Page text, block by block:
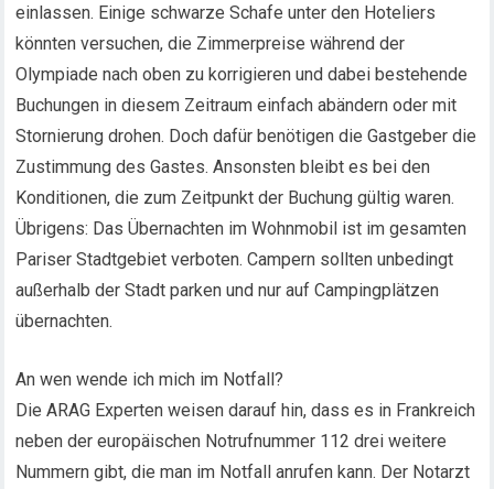
einlassen. Einige schwarze Schafe unter den Hoteliers
könnten versuchen, die Zimmerpreise während der
Olympiade nach oben zu korrigieren und dabei bestehende
Buchungen in diesem Zeitraum einfach abändern oder mit
Stornierung drohen. Doch dafür benötigen die Gastgeber die
Zustimmung des Gastes. Ansonsten bleibt es bei den
Konditionen, die zum Zeitpunkt der Buchung gültig waren.
Übrigens: Das Übernachten im Wohnmobil ist im gesamten
Pariser Stadtgebiet verboten. Campern sollten unbedingt
außerhalb der Stadt parken und nur auf Campingplätzen
übernachten.
An wen wende ich mich im Notfall?
Die ARAG Experten weisen darauf hin, dass es in Frankreich
neben der europäischen Notrufnummer 112 drei weitere
Nummern gibt, die man im Notfall anrufen kann. Der Notarzt